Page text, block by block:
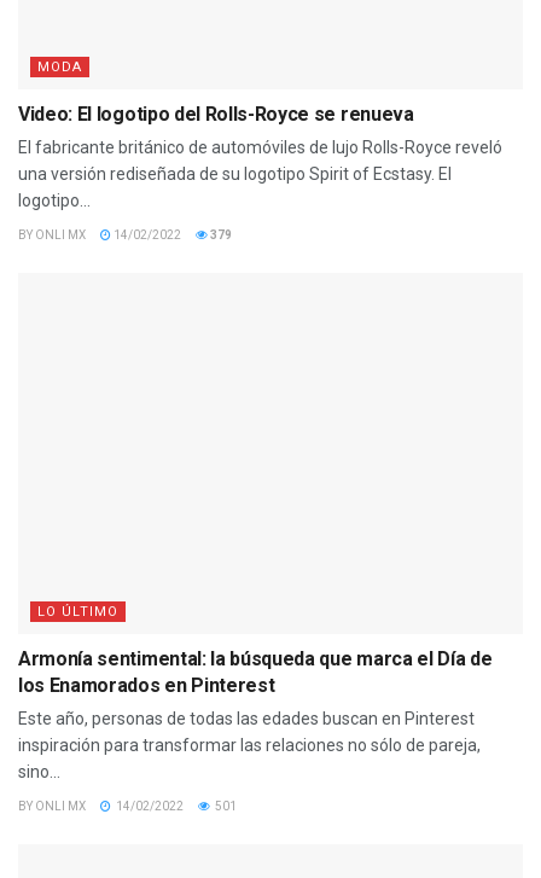
MODA
Video: El logotipo del Rolls-Royce se renueva
El fabricante británico de automóviles de lujo Rolls-Royce reveló
una versión rediseñada de su logotipo Spirit of Ecstasy. El
logotipo...
BY ONLI MX 14/02/2022 379
LO ÚLTIMO
Armonía sentimental: la búsqueda que marca el Día de
los Enamorados en Pinterest
Este año, personas de todas las edades buscan en Pinterest
inspiración para transformar las relaciones no sólo de pareja,
sino...
BY ONLI MX 14/02/2022 501